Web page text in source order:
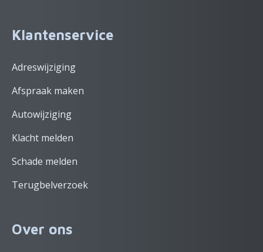
Klantenservice
Adreswijziging
Afspraak maken
Autowijziging
Klacht melden
Schade melden
Terugbelverzoek
Over ons